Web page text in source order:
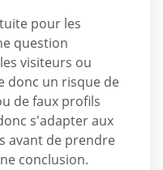
pour les
question
visiteurs ou
donc un risque de
de faux profils
s'adapter aux
avant de prendre
conclusion.